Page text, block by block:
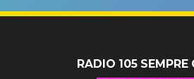
RADIO 105 SEMPRE